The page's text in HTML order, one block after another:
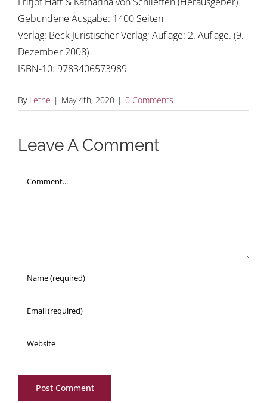
Gebundene Ausgabe: 1400 Seiten
Verlag: Beck Juristischer Verlag; Auflage: 2. Auflage. (9.
Dezember 2008)
ISBN-10: 9783406573989
By Lethe | May 4th, 2020 | 0 Comments
Leave A Comment
Comment